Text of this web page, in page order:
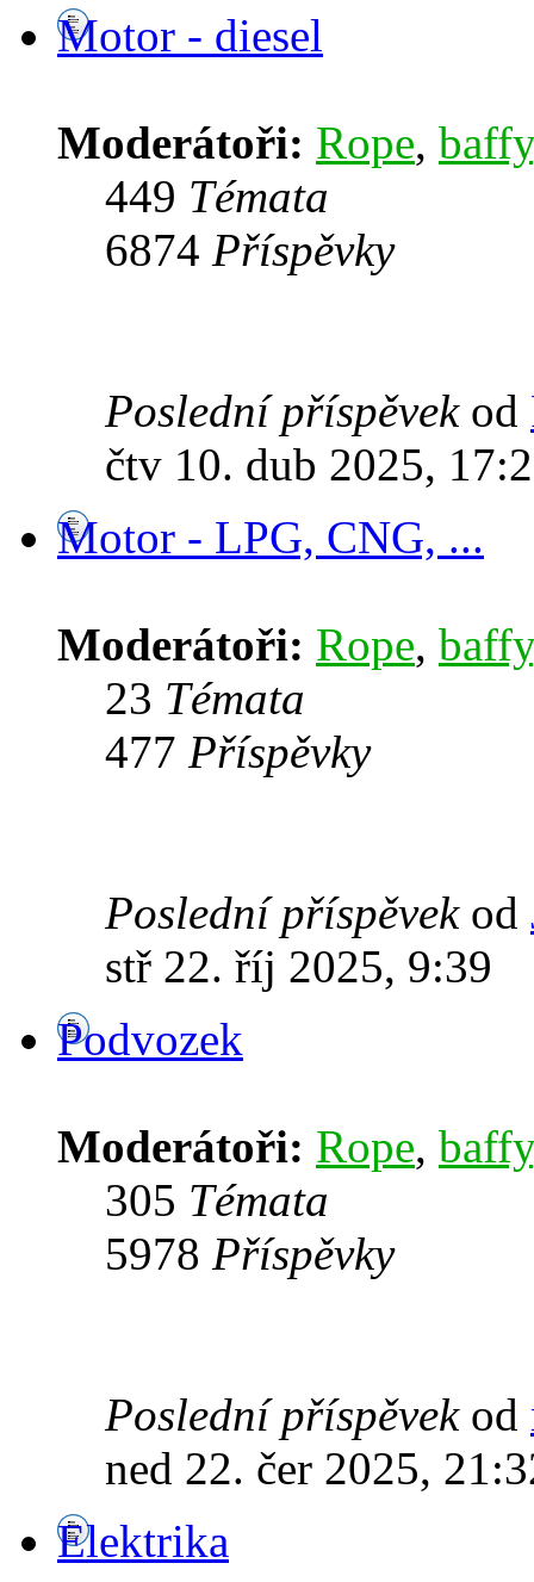
Motor - diesel
Moderátoři: Rope, baffy
449 Témata
6874 Příspěvky
Poslední příspěvekod
čtv 10. dub 2025,
Motor - LPG, CNG, ...
Moderátoři: Rope, baffy
23 Témata
477 Příspěvky
Poslední příspěvekod
stř 22. říj 2025, 9:39
Podvozek
Moderátoři: Rope, baffy
305 Témata
5978 Příspěvky
Poslední příspěvekod
ned 22. čer 2025,
Elektrika